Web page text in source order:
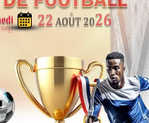
tombola T-oil : les 30